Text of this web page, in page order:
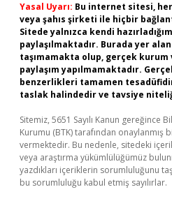
Yasal Uyarı: Bu internet sitesi,
veya şahıs şirketi ile hiçbir
Sitede yalnızca kendi
paylaşılmaktadır. Burada yer
taşımamakta olup, gerçek kurum
paylaşım yapılmamaktadır.
benzerlikleri tamamen
taslak halindedir ve tavsiye
Sitemiz, 5651 Sayılı Kanun gereğince
Kurumu (BTK) tarafından onaylanmış
vermektedir. Bu nedenle, sitedeki
veya araştırma yükümlülüğümüz
yazdıkları içeriklerin sorumluluğunu
bu sorumluluğu kabul etmiş sayılırlar.